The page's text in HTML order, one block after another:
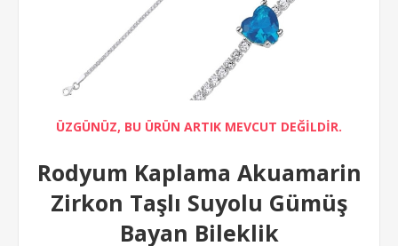
ÜZGÜNÜZ, BU ÜRÜN ARTIK MEVCUT DEĞİLDİR.
Rodyum Kaplama Akuamarin
Zirkon Taşlı Suyolu Gümüş
Bayan Bileklik